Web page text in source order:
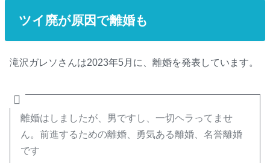
ツイ廃が原因で離婚も
滝沢ガレソさんは2023年5月に、離婚を発表しています。
離婚はしましたが、男ですし、一切ヘラってませ
ん。前進するための離婚、勇気ある離婚、名誉離婚
です